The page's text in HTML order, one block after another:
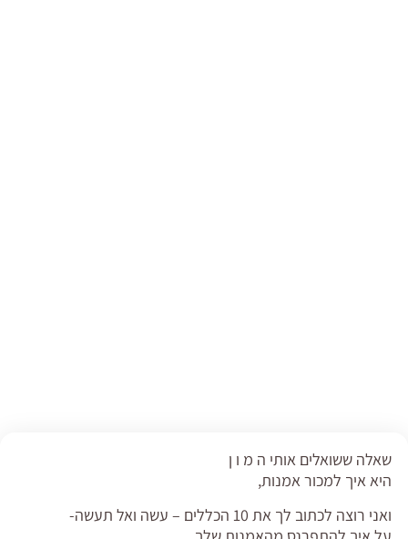
שאלה ששואלים אותי ה מ ו ן
היא איך למכור אמנות,
ואני רוצה לכתוב לך את 10 הכללים – עשה ואל תעשה-